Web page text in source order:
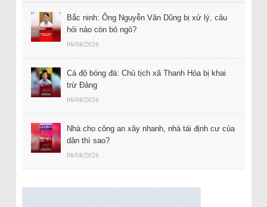
Bắc ninh: Ông Nguyễn Văn Dũng bị xử lý, câu
hỏi nào còn bỏ ngỏ?
08/08/2026
Cá độ bóng đá: Chủ tịch xã Thanh Hóa bị khai
trừ Đảng
08/08/2026
Nhà cho công an xây nhanh, nhà tái định cư của
dân thì sao?
08/08/2026